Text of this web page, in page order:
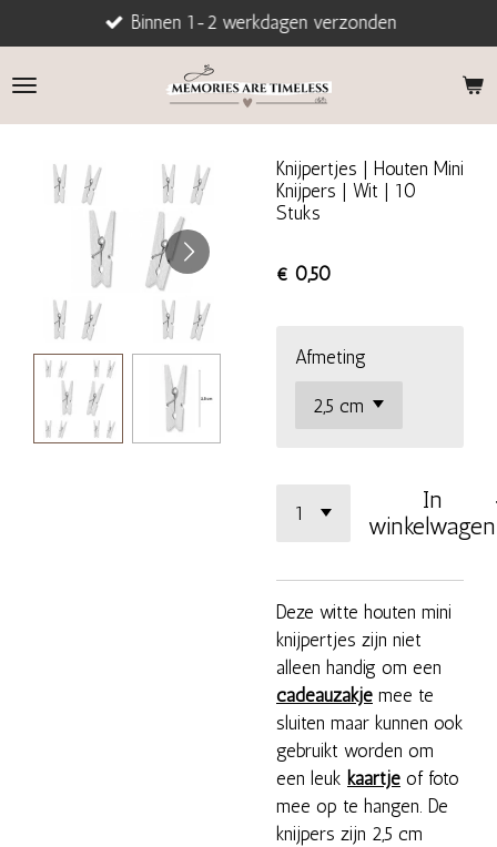
direct
naar
Binnen 1-2 werkdagen verzonden
Knijpertjes | Houten Mini
Knijpers | Wit | 10
Stuks
€ 0,50
Afmeting
In
winkelwagen
Deze witte houten mini
knijpertjes zijn niet
alleen handig om een
cadeauzakje mee te
sluiten maar kunnen ook
gebruikt worden om
een leuk kaartje of foto
mee op te hangen. De
knijpers zijn 2,5 cm